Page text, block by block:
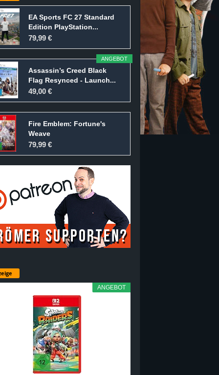
EA Sports FC 27 Standard
Edition PlayStation...
79,99 €
ANGEBOT
Assassin’s Creed Black
Flag Resynced - Launch...
49,00 €
Fire Emblem: Fortune's
Weave
79,99 €
ANGEBOT